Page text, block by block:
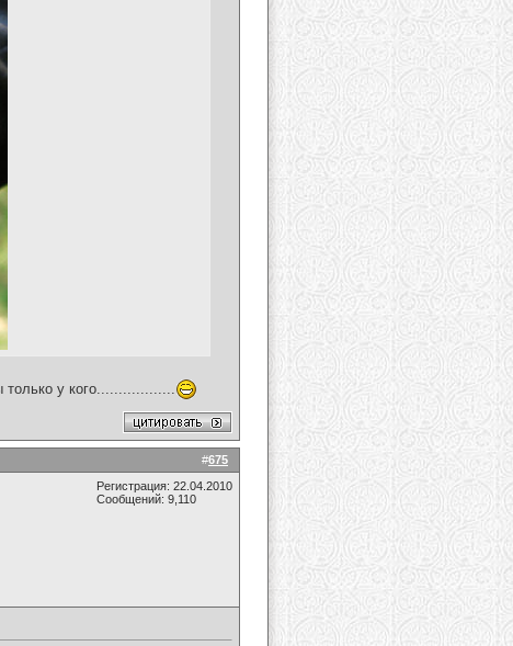
у кого..................
#675
Регистрация: 22.04.2010
Сообщений: 9,110